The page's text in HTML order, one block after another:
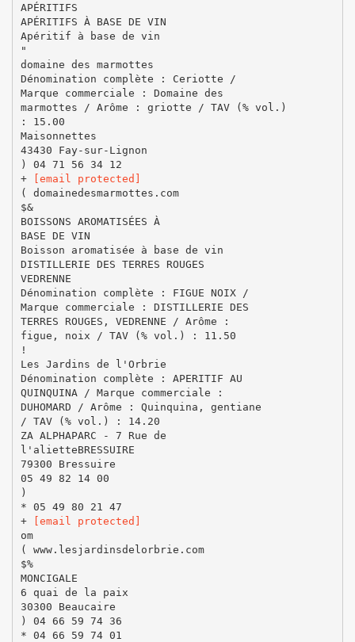
APÉRITIFS
APÉRITIFS À BASE DE VIN
Apéritif à base de vin
"
domaine des marmottes
Dénomination complète : Ceriotte /
Marque commerciale : Domaine des
marmottes / Arôme : griotte / TAV (% vol.)
: 15.00
Maisonnettes
43430 Fay-sur-Lignon
) 04 71 56 34 12
+
[email protected]
( domainedesmarmottes.com
$&
BOISSONS AROMATISÉES À
BASE DE VIN
Boisson aromatisée à base de vin
DISTILLERIE DES TERRES ROUGES
VEDRENNE
Dénomination complète : FIGUE NOIX /
Marque commerciale : DISTILLERIE DES
TERRES ROUGES, VEDRENNE / Arôme :
figue, noix / TAV (% vol.) : 11.50
!
Les Jardins de l'Orbrie
Dénomination complète : APERITIF AU
QUINQUINA / Marque commerciale :
DUHOMARD / Arôme : Quinquina, gentiane
/ TAV (% vol.) : 14.20
ZA ALPHAPARC - 7 Rue de
l'alietteBRESSUIRE
79300 Bressuire
05 49 82 14 00
)
* 05 49 80 21 47
+
[email protected]
om
( www.lesjardinsdelorbrie.com
$%
MONCIGALE
6 quai de la paix
30300 Beaucaire
) 04 66 59 74 36
* 04 66 59 74 01